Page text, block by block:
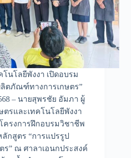
นโลยีพังงา เปิดอบรม
ตภัณฑ์ทางการเกษตร”
– นายสุพรชัย อัมภา ผู้
ตรและเทคโนโลยีพังงา
ครงการฝึกอบรมวิชาชีพ
กสูตร “การแปรรูป
” ณ ศาลาเอนกประสงค์